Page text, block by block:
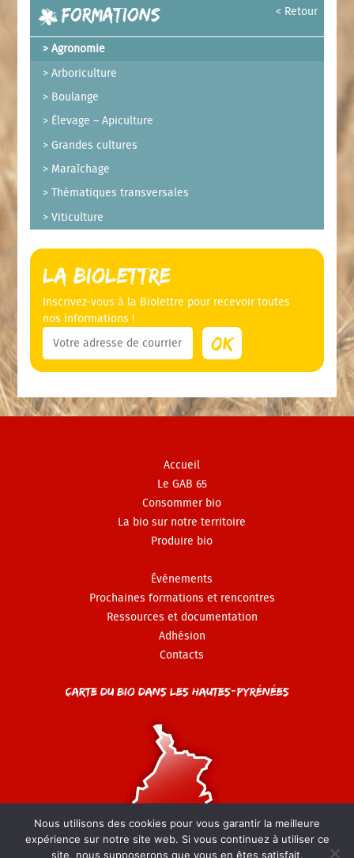
< Retour
Formations
Agronomie
Arboriculture
Boulange
Élevage – Apiculture
Grandes cultures
Maraîchage
Thématiques transversales
Viticulture
La Biolettre
Inscrivez-vous à la Biolettre pour recevoir toutes
nos informations !
Accueil
Le GAB 65
Consommer bio
La bio sur notre territoire
Produire bio
Événements
Prochaines formations et rencontres
Ressources et documentation
Adhésion
Contacts
Carte du Bio dans les Hautes-Pyrénées
Nous utilisons des cookies pour vous garantir la meilleure
expérience sur notre site web. Si vous continuez à utiliser ce
site, nous supposerons que vous en êtes satisfait.